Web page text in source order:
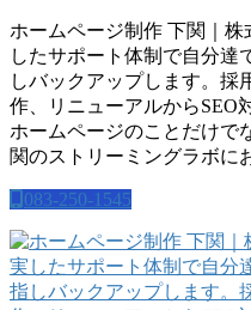
コ
ン
テ
ン
ツ
に
動
ナ
ビ
ゲ
ー
シ
ョ
に
移
動
ホームページ制作 下関｜
したサポート体制で自分達
しバックアップします。採
作、リニューアルからSEO
ホームページのことだけで
関のストリーミングラボに
083-250-1545